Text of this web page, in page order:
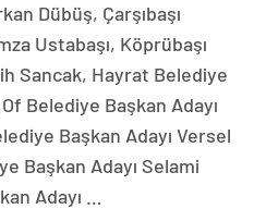
Dübüş, Çarşıbaşı
Ustabaşı, Köprübaşı
Sancak, Hayrat Belediye
Of Belediye Başkan Adayı
Başkan Adayı Versel
Başkan Adayı Selami
Adayı …